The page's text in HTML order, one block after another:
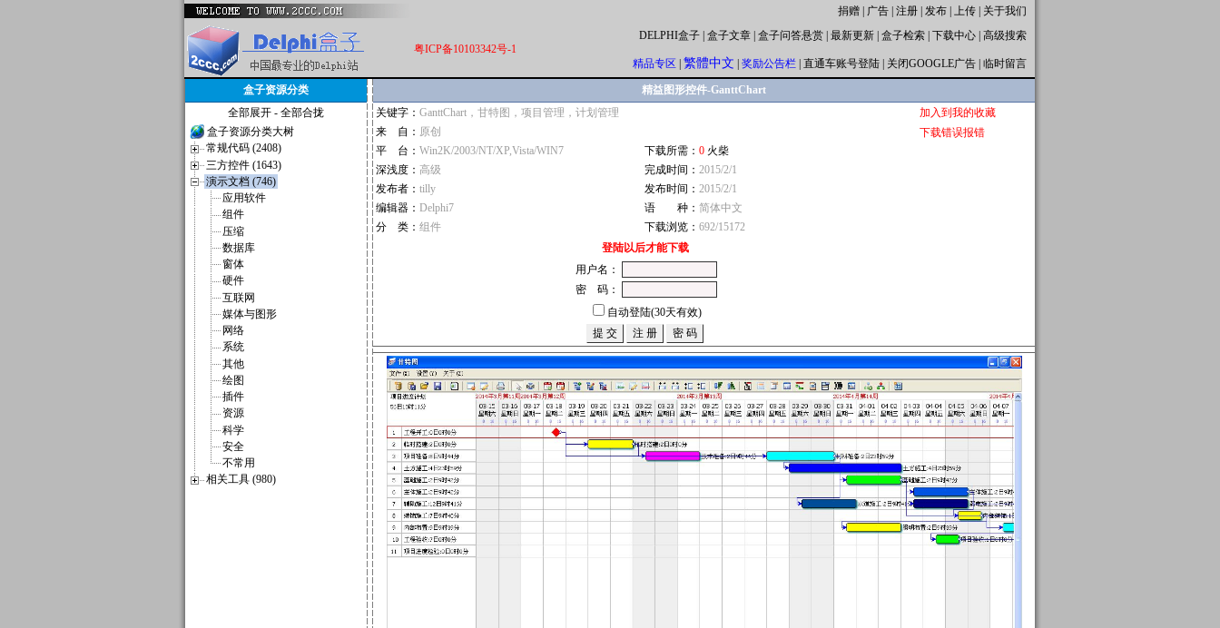
捐赠 广告 注册 发布 上传 关于我们
粤ICP备10103342号-1
DELPHI盒子 盒子文章 盒子问答悬赏 最新更新 盒子检索 下载中心 高级搜索
精品专区 繁體中文 奖励公告栏 直通车账号登陆 关闭GOOGLE广告 临时留言
盒子资源分类
全部展开 - 全部合拢
盒子资源分类大树
常规代码 (2408)
三方控件 (1643)
演示文档 (746)
应用软件
组件
压缩
数据库
窗体
硬件
互联网
媒体与图形
网络
系统
其他
绘图
插件
资源
科学
安全
不常用
相关工具 (980)
精益图形控件-GanttChart
关键字： GanttChart，甘特图，项目管理，计划管理
来 自： 原创
平 台： Win2K/2003/NT/XP,Vista/WIN7 下载所需： 0 火柴
深浅度： 高级 完成时间： 2015/2/1
发布者： tilly 发布时间： 2015/2/1
编辑器： Delphi7 语 种： 简体中文
分 类： 组件 下载浏览： 692/15172
加入到我的收藏
下载错误报错
登陆以后才能下载
用户名：
密 码：
自动登陆(30天有效)